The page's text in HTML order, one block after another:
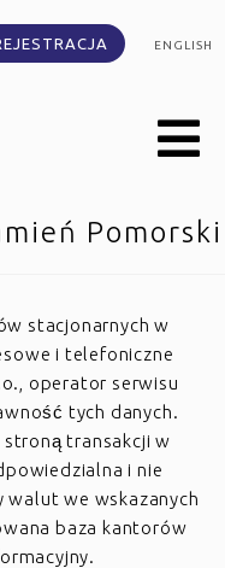
ENGLISH
Pomorski
stacjonarnych w
i telefoniczne
operator serwisu
tych danych.
stroną transakcji w
i nie
walut we wskazanych
baza kantorów